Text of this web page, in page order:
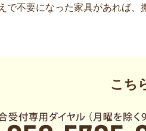
で不要になった家具があれば
こち